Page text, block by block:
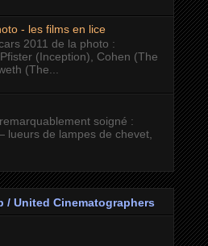
- les films en lice
2011 de la photo :
(Inception), Cohen (The
(The...
soigné :
lueurs de lampes de chevet,
/ United Cinematographers